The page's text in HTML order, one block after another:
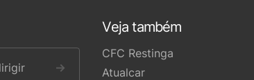
→
Veja também
CFC Restinga
Atualcar